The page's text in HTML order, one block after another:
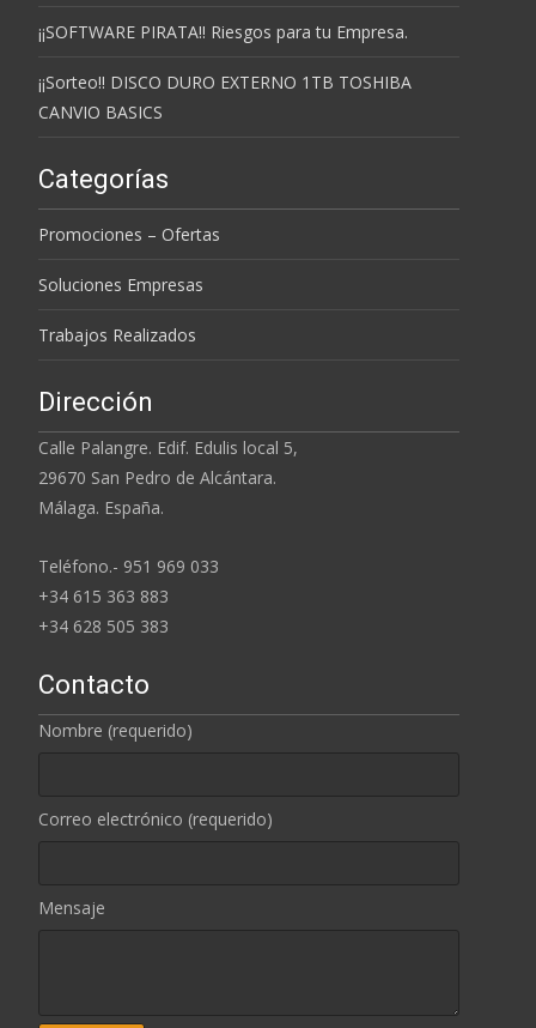
¡¡SOFTWARE PIRATA!! Riesgos para tu Empresa.
¡¡Sorteo!! DISCO DURO EXTERNO 1TB TOSHIBA
CANVIO BASICS
Categorías
Promociones – Ofertas
Soluciones Empresas
Trabajos Realizados
Dirección
Calle Palangre. Edif. Edulis local 5,
29670 San Pedro de Alcántara.
Málaga. España.
Teléfono.- 951 969 033
+34 615 363 883
+34 628 505 383
Contacto
Nombre (requerido)
Correo electrónico (requerido)
Mensaje